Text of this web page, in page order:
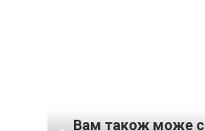
Вам також може